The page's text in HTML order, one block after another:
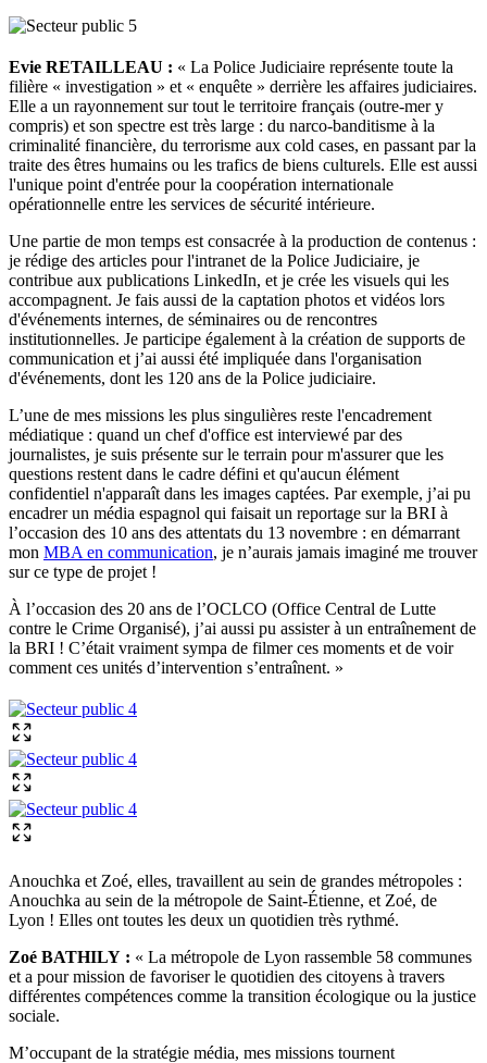
Evie RETAILLEAU : « La Police Judiciaire représente toute la
filière « investigation » et « enquête » derrière les affaires judiciaires.
Elle a un rayonnement sur tout le territoire français (outre-mer y
compris) et son spectre est très large : du narco-banditisme à la
criminalité financière, du terrorisme aux cold cases, en passant par la
traite des êtres humains ou les trafics de biens culturels. Elle est aussi
l'unique point d'entrée pour la coopération internationale
opérationnelle entre les services de sécurité intérieure.
Une partie de mon temps est consacrée à la production de contenus :
je rédige des articles pour l'intranet de la Police Judiciaire, je
contribue aux publications LinkedIn, et je crée les visuels qui les
accompagnent. Je fais aussi de la captation photos et vidéos lors
d'événements internes, de séminaires ou de rencontres
institutionnelles. Je participe également à la création de supports de
communication et j’ai aussi été impliquée dans l'organisation
d'événements, dont les 120 ans de la Police judiciaire.
L’une de mes missions les plus singulières reste l'encadrement
médiatique : quand un chef d'office est interviewé par des
journalistes, je suis présente sur le terrain pour m'assurer que les
questions restent dans le cadre défini et qu'aucun élément
confidentiel n'apparaît dans les images captées. Par exemple, j’ai pu
encadrer un média espagnol qui faisait un reportage sur la BRI à
l’occasion des 10 ans des attentats du 13 novembre : en démarrant
mon MBA en communication, je n’aurais jamais imaginé me trouver
sur ce type de projet !
À l’occasion des 20 ans de l’OCLCO (Office Central de Lutte
contre le Crime Organisé), j’ai aussi pu assister à un entraînement de
la BRI ! C’était vraiment sympa de filmer ces moments et de voir
comment ces unités d’intervention s’entraînent. »
Anouchka et Zoé, elles, travaillent au sein de grandes métropoles :
Anouchka au sein de la métropole de Saint-Étienne, et Zoé, de
Lyon ! Elles ont toutes les deux un quotidien très rythmé.
Zoé BATHILY : « La métropole de Lyon rassemble 58 communes
et a pour mission de favoriser le quotidien des citoyens à travers
différentes compétences comme la transition écologique ou la justice
sociale.
M’occupant de la stratégie média, mes missions tournent